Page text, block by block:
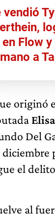
vendió
Flow
mano a
originó
Del
diciembre
el
al